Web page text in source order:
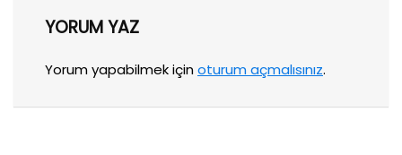
YORUM YAZ
Yorum yapabilmek içinoturum açmalısınız.